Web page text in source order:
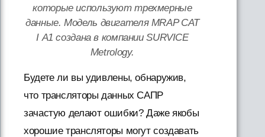
которые используют трехмерные
данные. Модель двигателя MRAP CAT
I A1 создана в компании SURVICE
Metrology.
Будете ли вы удивлены, обнаружив,
что трансляторы данных САПР
зачастую делают ошибки? Даже якобы
хорошие трансляторы могут создавать